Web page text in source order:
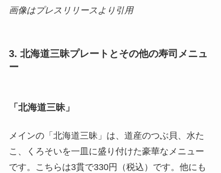
画像はプレスリリースより引用
3. 北海道三昧プレートとその他の寿司メニュ
ー
「北海道三昧」
メインの「北海道三昧」は、道産のつぶ貝、水た
こ、くろそいを一皿に盛り付けた豪華なメニュー
です。こちらは3貫で330円（税込）です。他にも